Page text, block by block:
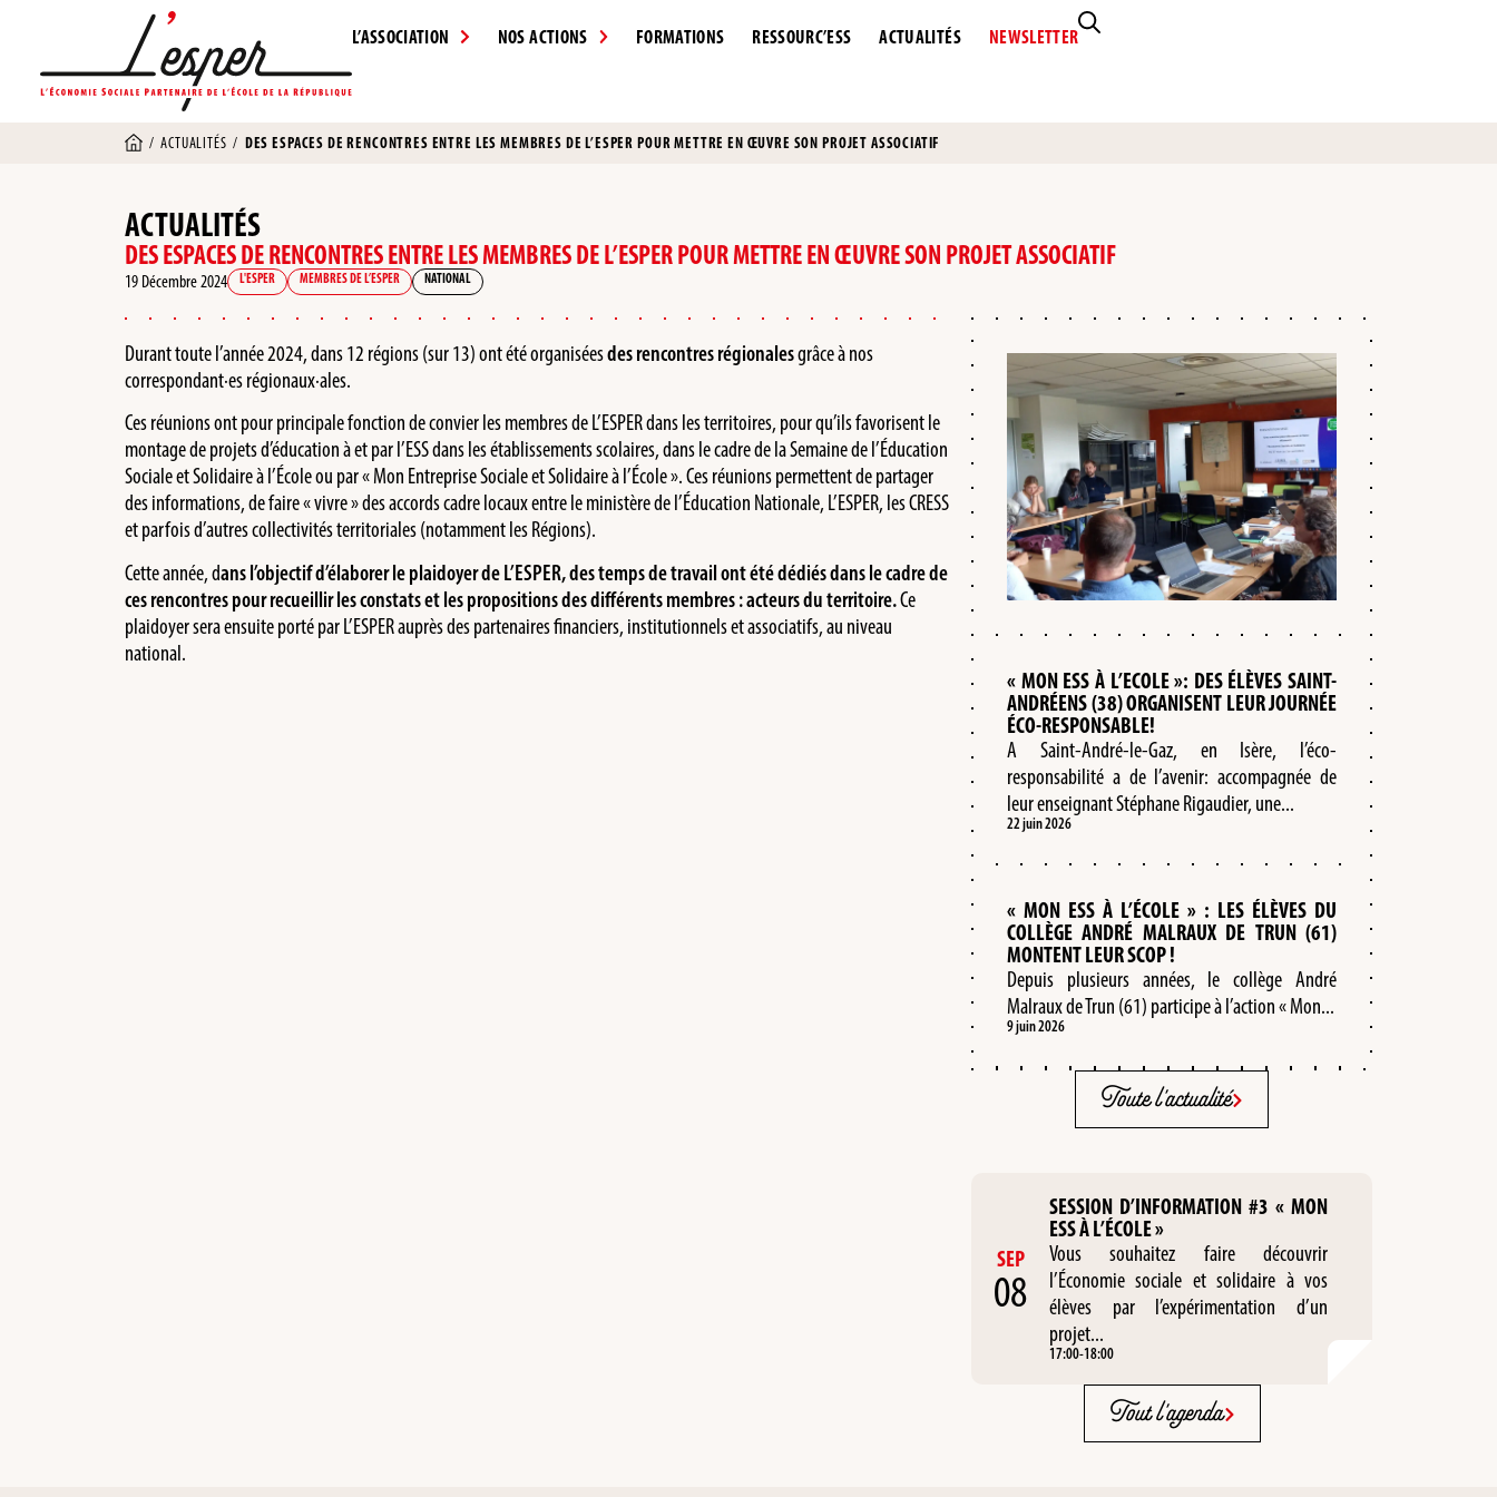
L’ASSOCIATION NOS ACTIONS FORMATIONS RESSOURC’ESS ACTUALITÉS NEWSLETTER
/ACTUALITÉS / DES ESPACES DE RENCONTRES ENTRE LES MEMBRES DE L’ESPER POUR METTRE EN ŒUVRE SON PROJET ASSOCIATIF
ACTUALITÉS
DES ESPACES DE RENCONTRES ENTRE LES MEMBRES DE L’ESPER POUR METTRE EN ŒUVRE SON PROJET ASSOCIATIF
19 Décembre 2024 L'ESPER MEMBRES DE L’ESPER NATIONAL
Durant toute l’année 2024, dans 12 régions (sur 13) ont été organiséesdes rencontres régionalesgrâce à nos
correspondant·es régionaux·ales.
Ces réunions ont pour principale fonction de convier les membres de L’ESPER dans les territoires, pour qu’ils favorisent le
montage de projets d’éducation à et par l’ESS dans les établissements scolaires, dans le cadre de la Semaine de l’Éducation
Sociale et Solidaire à l’École ou par « Mon Entreprise Sociale et Solidaire à l’École ». Ces réunions permettent de partager
des informations, de faire « vivre » des accords cadre locaux entre le ministère de l’Éducation Nationale, L’ESPER, les CRESS
et parfois d’autres collectivités territoriales (notamment les Régions).
Cette année, dans l’objectif d’élaborer le plaidoyer de L’ESPER, des temps de travail ont été dédiés dans le cadre de
ces rencontres pour recueillir les constats et les propositions des différents membres : acteurs du territoire.Ce
plaidoyer sera ensuite porté par L’ESPER auprès des partenaires financiers, institutionnels et associatifs, au niveau
national.
« MON ESS À L’ECOLE »: DES ÉLÈVES SAINT-
ANDRÉENS (38) ORGANISENT LEUR JOURNÉE
ÉCO-RESPONSABLE!
A Saint-André-le-Gaz, en Isère, l’éco-
responsabilité a de l’avenir: accompagnée de
leur enseignant Stéphane Rigaudier, une...
22 juin 2026
« MON ESS À L’ÉCOLE » : LES ÉLÈVES DU
COLLÈGE ANDRÉ MALRAUX DE TRUN (61)
MONTENT LEUR SCOP !
Depuis plusieurs années, le collège André
Malraux de Trun (61) participe à l’action « Mon...
9 juin 2026
Toute l'actualité
SEP
08
SESSION D’INFORMATION #3 « MON
ESS À L’ÉCOLE »
Vous souhaitez faire découvrir
l’Économie sociale et solidaire à vos
élèves par l’expérimentation d’un
projet...
17:00-18:00
Tout l'agenda